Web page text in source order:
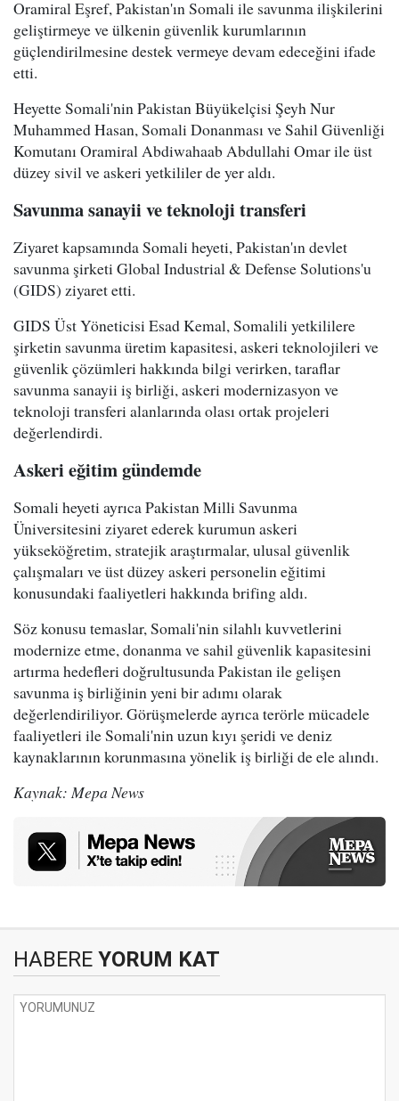
Oramiral Eşref, Pakistan'ın Somali ile savunma ilişkilerini
geliştirmeye ve ülkenin güvenlik kurumlarının
güçlendirilmesine destek vermeye devam edeceğini ifade
etti.
Heyette Somali'nin Pakistan Büyükelçisi Şeyh Nur
Muhammed Hasan, Somali Donanması ve Sahil Güvenliği
Komutanı Oramiral Abdiwahaab Abdullahi Omar ile üst
düzey sivil ve askeri yetkililer de yer aldı.
Savunma sanayii ve teknoloji transferi
Ziyaret kapsamında Somali heyeti, Pakistan'ın devlet
savunma şirketi Global Industrial & Defense Solutions'u
(GIDS) ziyaret etti.
GIDS Üst Yöneticisi Esad Kemal, Somalili yetkililere
şirketin savunma üretim kapasitesi, askeri teknolojileri ve
güvenlik çözümleri hakkında bilgi verirken, taraflar
savunma sanayii iş birliği, askeri modernizasyon ve
teknoloji transferi alanlarında olası ortak projeleri
değerlendirdi.
Askeri eğitim gündemde
Somali heyeti ayrıca Pakistan Milli Savunma
Üniversitesini ziyaret ederek kurumun askeri
yükseköğretim, stratejik araştırmalar, ulusal güvenlik
çalışmaları ve üst düzey askeri personelin eğitimi
konusundaki faaliyetleri hakkında brifing aldı.
Söz konusu temaslar, Somali'nin silahlı kuvvetlerini
modernize etme, donanma ve sahil güvenlik kapasitesini
artırma hedefleri doğrultusunda Pakistan ile gelişen
savunma iş birliğinin yeni bir adımı olarak
değerlendiriliyor. Görüşmelerde ayrıca terörle mücadele
faaliyetleri ile Somali'nin uzun kıyı şeridi ve deniz
kaynaklarının korunmasına yönelik iş birliği de ele alındı.
Kaynak: Mepa News
HABERE YORUM KAT